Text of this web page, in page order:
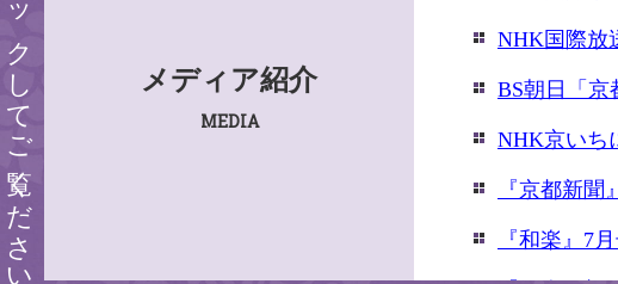
クリックしてご覧ください メディア紹介
MEDIA
NHK国際放
BS朝日「
NHK京いち
『京都新
『和楽』7